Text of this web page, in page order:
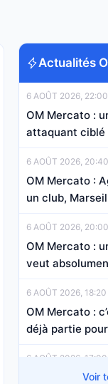
Actualités
6 AOÛT 2026, 22:00
OM Mercato :
attaquant ciblé
6 AOÛT 2026, 20:40
OM Mercato :
un club,
6 AOÛT 2026, 20:00
OM Mercato :
veut
6 AOÛT 2026, 18:20
OM Mercato :
déjà partie
6 AOÛT 2026, 17:00
OM Mercato :
Voir